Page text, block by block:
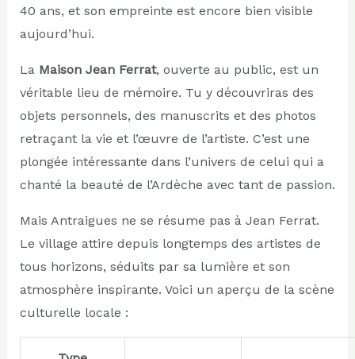
40 ans, et son empreinte est encore bien visible
aujourd’hui.
La Maison Jean Ferrat, ouverte au public, est un
véritable lieu de mémoire. Tu y découvriras des
objets personnels, des manuscrits et des photos
retraçant la vie et l’œuvre de l’artiste. C’est une
plongée intéressante dans l’univers de celui qui a
chanté la beauté de l’Ardèche avec tant de passion.
Mais Antraigues ne se résume pas à Jean Ferrat.
Le village attire depuis longtemps des artistes de
tous horizons, séduits par sa lumière et son
atmosphère inspirante. Voici un aperçu de la scène
culturelle locale :